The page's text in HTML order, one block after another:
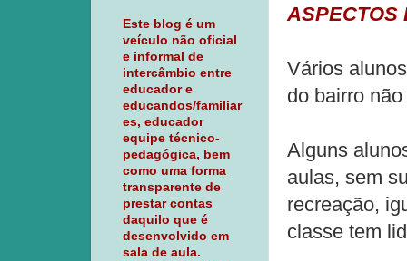
ASPECTOS
Vários
do bairro
Alguns
aulas, sem
recreação,
classe tem
Este blog é um
veículo não oficial
e informal de
intercâmbio entre
educador e
educandos/familiar
es, educador
equipe técnico-
pedagógica, bem
como uma forma
transparente de
prestar contas
daquilo que é
desenvolvido em
sala de aula.